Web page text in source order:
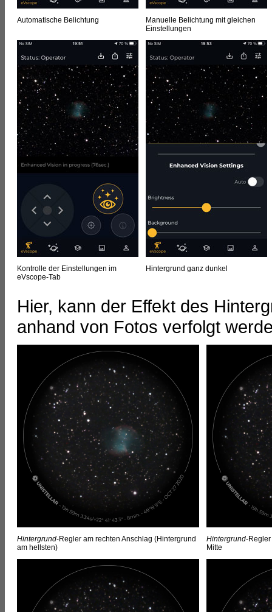
Automatische Belichtung
Manuelle Belichtung mit gleichen
Einstellungen
Kontrolle der Einstellungen im
eVscope-Tab
Hintergrund ganz dunkel
Hier, kann der Effekt des
anhand von Fotos verfolgt
Hintergrund-Regler am rechten Anschlag (Hintergrund
am hellsten)
Hintergrund-Regler
Mitte